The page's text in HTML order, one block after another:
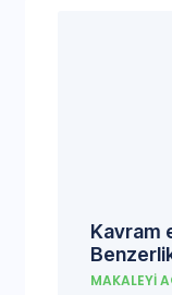
Kavram
MAKALEYI